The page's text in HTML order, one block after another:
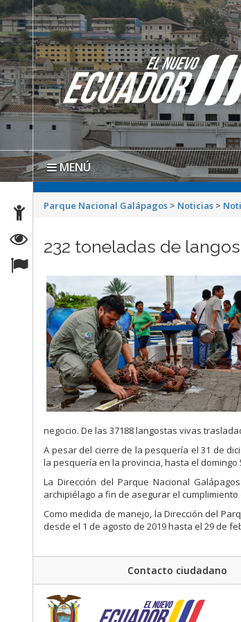
MENÚ
Parque Nacional Galápagos > Noticias >
232 toneladas de
negocio. De las 37188 langostas vivas
A pesar del cierre de la pesquería el 31 de
la pesquería en la provincia, hasta el
La Dirección del Parque Nacional
archipiélago a fin de asegurar el
Como medida de manejo, la Dirección del
desde el 1 de agosto de 2019 hasta el 29 de
Contacto ciudadano